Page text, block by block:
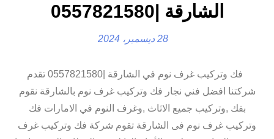
الشارقة |0557821580
28 ديسمبر، 2024
فك وتركيب غرف نوم في الشارقة |0557821580 تقدم
شركتنا افضل فني نجار فك وتركيب غرف نوم بالشارقة نقوم
بفك ,وتركيب جميع الاثاث ,وغرف النوم في الامارات فك
وتركيب غرف نوم فى الشارقة تقوم شركة فك وتركيب غرف